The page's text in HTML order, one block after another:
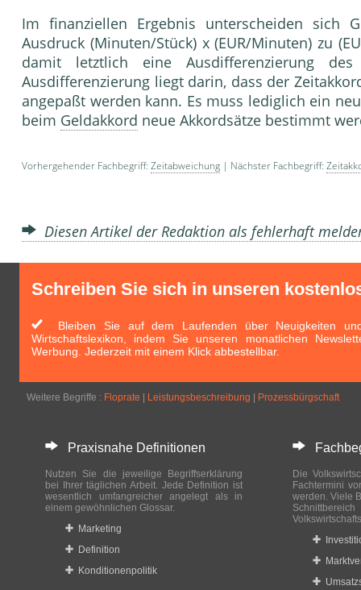
Im finanziellen Ergebnis unterscheiden sich
Ausdruck (Minuten/Stück) x (EUR/Minuten) zu
damit letztlich eine Ausdifferenzierung
Ausdifferenzierung liegt darin, dass der
angepaßt werden kann. Es muss le­diglich ein
beim Geldakkord neue Akkordsätze be­stimmt
Vorhergehender Fachbegriff: Zeitabweichung | Nächster Fachbegriff:
Diesen Artikel der Redaktion als fehlerhaft
Schreiben Sie sich in unseren
Bleiben Sie auf dem Laufenden über Neuigkeiten
Wirtschaftslexikon, indem Sie unseren monatlichen
Werbung. Jederzeit mit einem Klick abbestellbar.
Weitere Begriffe : Floprate Leistungsbeschreibung Prozessbürgschaft
Praxisnahe Definitionen
Nutzen Sie die jeweilige Begriffserklärung
bei Ihrer täglichen Arbeit. Jede Definition ist
wesentlich umfangreicher angelegt als in
einem gewöhnlichen Glossar.
Marketing
Definition
Konditionenpolitik
Die
Fachtermini
werden. Viele